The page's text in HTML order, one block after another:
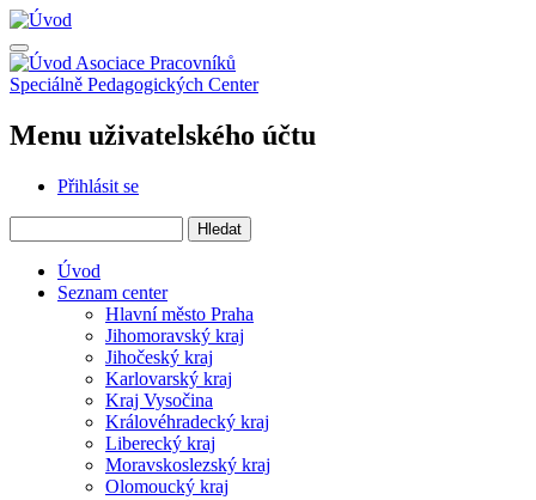
Přejít
k
hlavnímu
obsahu
Asociace Pracovníků
Speciálně Pedagogických Center
Menu uživatelského účtu
Přihlásit se
Úvod
Seznam center
Hlavní město Praha
Jihomoravský kraj
Jihočeský kraj
Karlovarský kraj
Kraj Vysočina
Královéhradecký kraj
Liberecký kraj
Moravskoslezský kraj
Olomoucký kraj